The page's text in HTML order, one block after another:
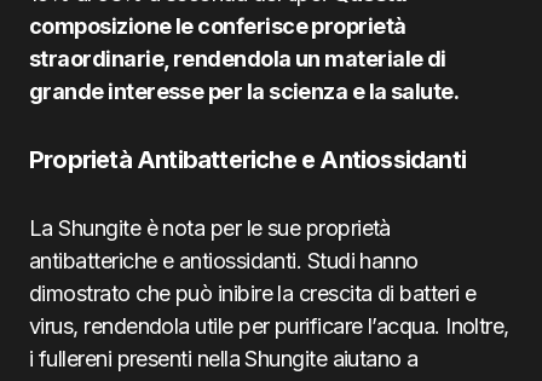
composizione le conferisce proprietà
straordinarie, rendendola un materiale di
grande interesse per la scienza e la salute.
Proprietà Antibatteriche e Antiossidanti
La Shungite è nota per le sue proprietà
antibatteriche e antiossidanti. Studi hanno
dimostrato che può inibire la crescita di batteri e
virus, rendendola utile per purificare l’acqua. Inoltre,
i fullereni presenti nella Shungite aiutano a